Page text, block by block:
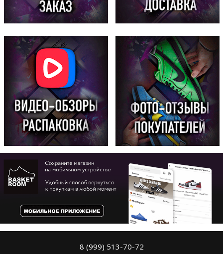
8 (999) 513-70-72